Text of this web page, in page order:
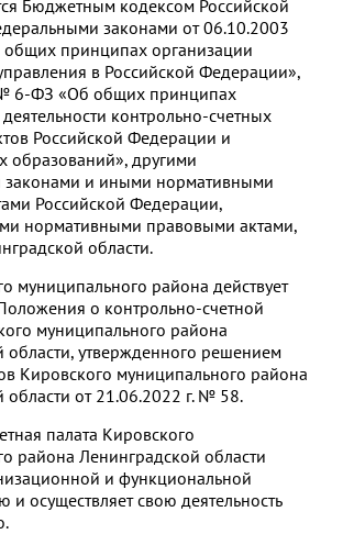
Бюджетным кодексом Российской
законами от 06.10.2003
принципах организации
в Российской Федерации»,
6-ФЗ «Об общих принципах
контрольно-счетных
Российской Федерации и
образований», другими
и иными нормативными
Российской Федерации,
нормативными правовыми актами,
области.
муниципального района действует
о контрольно-счетной
муниципального района
области, утвержденного решением
Кировского муниципального района
области от 21.06.2022 г. № 58.
палата Кировского
района Ленинградской области
и функциональной
и осуществляет свою деятельность